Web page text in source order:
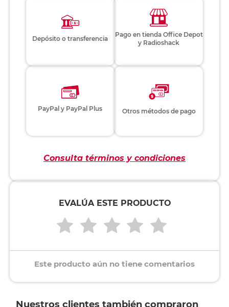
Depósito o transferencia
Pago en tienda Office Depot
y Radioshack
PayPal y PayPal Plus Otros métodos de pago
Consulta términos y condiciones
EVALÚA ESTE PRODUCTO
Este producto aún no tiene comentarios
Nuestros clientes también compraron